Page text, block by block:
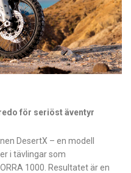
för seriöst äventyr
DesertX – en modell
i tävlingar som
1000. Resultatet är en